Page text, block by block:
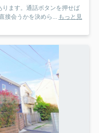
ます。通話ボタンを押せば
接会うかを決めら...
もっと見